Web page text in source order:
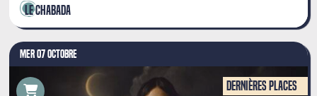
Le Chabada
MER 07 OCTOBRE
Dernières places